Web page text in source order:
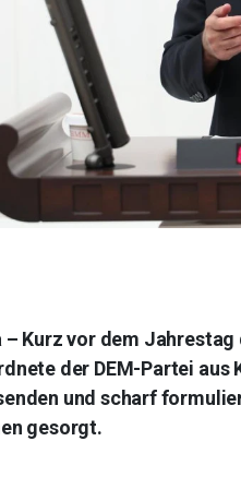
– Kurz vor dem
der DEM-Partei
und scharf
gesorgt.